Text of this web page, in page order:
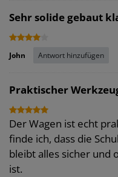
Sehr solide gebaut
John Antwort hinzufügen
Praktischer
Der Wagen ist echt
finde ich, dass die
bleibt alles sicher und
ist.